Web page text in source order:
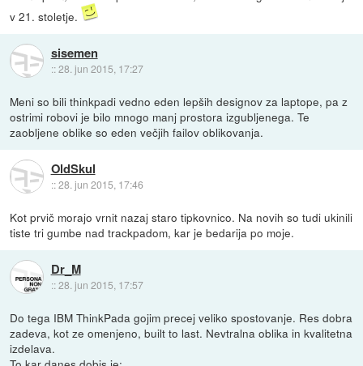
v 21. stoletje.
sisemen
::28. jun 2015, 17:27
Meni so bili thinkpadi vedno eden lepših designov za laptope, pa z
ostrimi robovi je bilo mnogo manj prostora izgubljenega. Te
zaobljene oblike so eden večjih failov oblikovanja.
OldSkul
::28. jun 2015, 17:46
Kot prvič morajo vrnit nazaj staro tipkovnico. Na novih so tudi ukinili
tiste tri gumbe nad trackpadom, kar je bedarija po moje.
Dr_M
::28. jun 2015, 17:57
Do tega IBM ThinkPada gojim precej veliko spostovanje. Res dobra
zadeva, kot ze omenjeno, built to last. Nevtralna oblika in kvalitetna
izdelava.